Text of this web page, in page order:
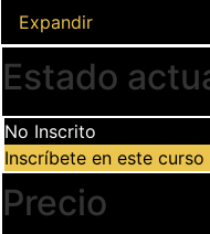
ExpandirPrograma 9
Estado
No Inscrito
Inscríbete en este
Precio